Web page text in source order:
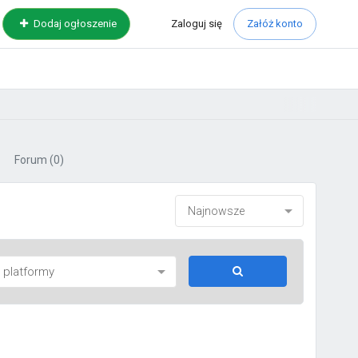
Dodaj ogłoszenie Zaloguj się Załóż konto
Forum (0)